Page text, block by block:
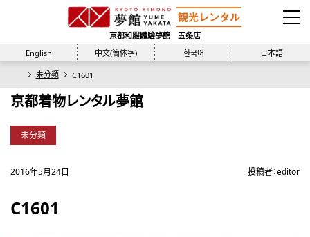
京都和服體驗夢館 五条店
English
中文(簡体字) 한국어 日本語
未分類 C1601
京都着物レンタル夢館
未分類
2016年5月24日 投稿者：editor
C1601